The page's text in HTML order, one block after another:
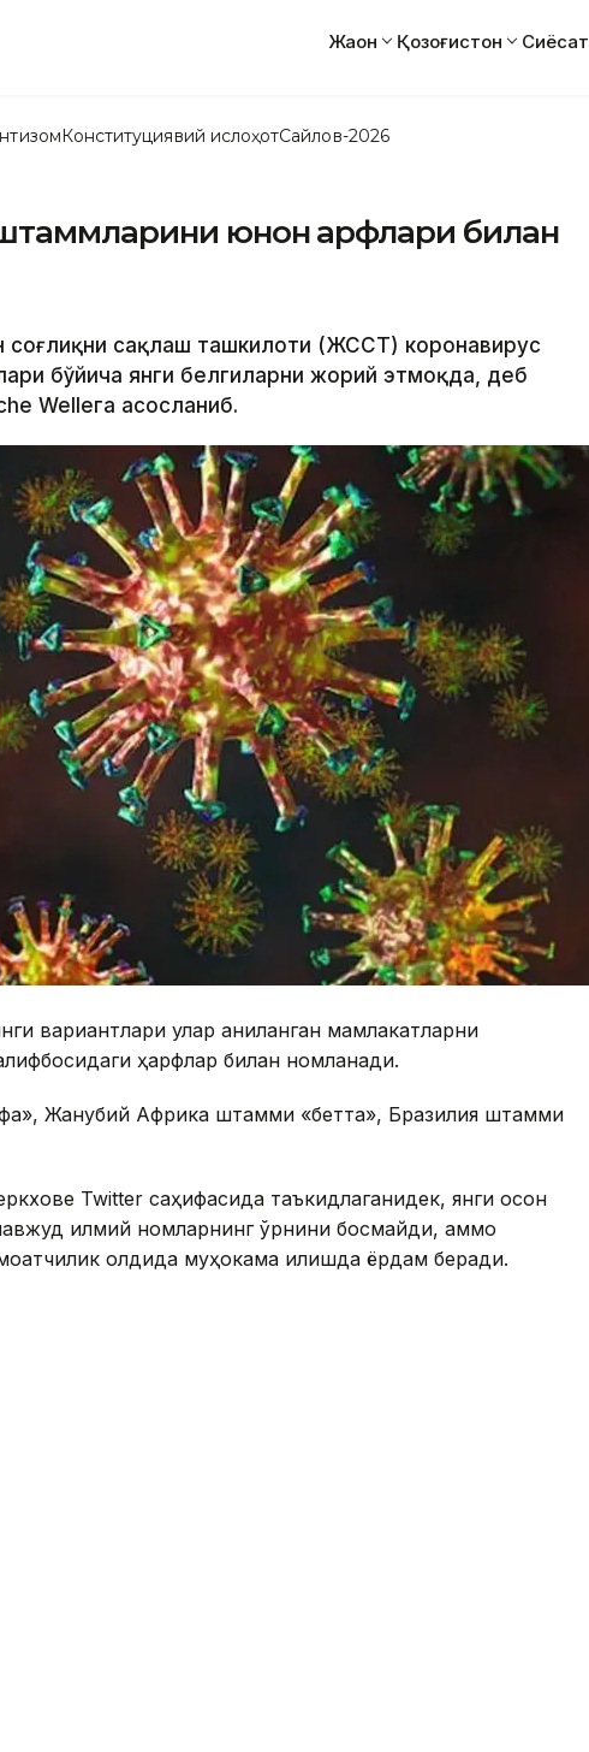
Жаҳон Қозоғистон Сиёсат
Конституциявий ислоҳотСайлов-2026
юнон ҳарфлари билан
соғлиқни сақлаш ташкилоти (ЖССТ) коронавирус
бўйича янги белгиларни жорий этмоқда, деб
Welleга асосланиб.
вариантлари улар аниқланган мамлакатларни
ҳарфлар билан номланади.
Жанубий Африка штамми «бетта», Бразилия штамми
Twitter саҳифасида таъкидлаганидек, янги осон
илмий номларнинг ўрнини босмайди, аммо
олдида муҳокама қилишда ёрдам беради.